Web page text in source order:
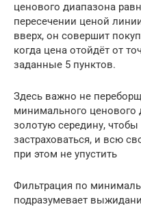
ценового диапазона
пересечении ценой
вверх, он совершит
когда цена отойдёт от
заданные 5 пунктов.
Здесь важно не
минимального ценового
золотую середину,
застраховаться, и всю
при этом не упустить
Фильтрация по
подразумевает